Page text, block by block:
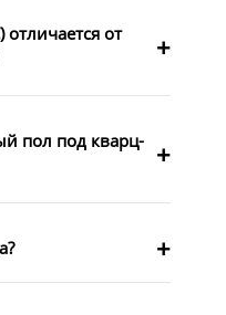
отличается от
пол под кварц-